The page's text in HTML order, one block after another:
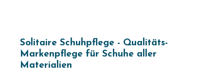
Solitaire Schuhpflege - Qualitäts-
Markenpflege für Schuhe aller
Materialien